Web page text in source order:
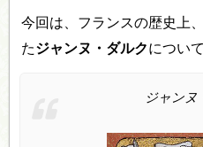
今回は、フランスの歴史上
たジャンヌ・ダルクについ
ジャンヌ